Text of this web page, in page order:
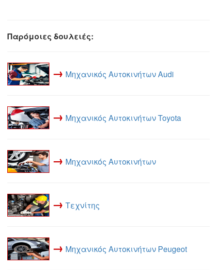
Παρόμοιες δουλειές:
→ Μηχανικός Αυτοκινήτων Audi
→ Μηχανικός Αυτοκινήτων Toyota
→ Μηχανικός Αυτοκινήτων
→ Τεχνίτης
→ Μηχανικός Αυτοκινήτων Peugeot